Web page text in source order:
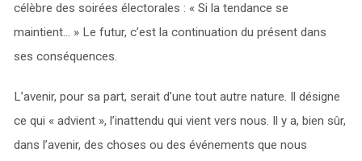
célèbre des soirées électorales : « Si la tendance se
maintient… » Le futur, c’est la continuation du présent dans
ses conséquences.
L’avenir, pour sa part, serait d’une tout autre nature. Il désigne
ce qui « advient », l’inattendu qui vient vers nous. Il y a, bien sûr,
dans l’avenir, des choses ou des événements que nous